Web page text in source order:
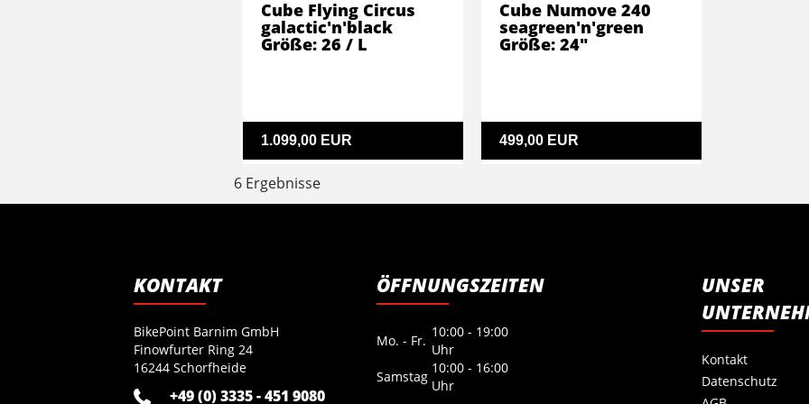
1.099,00 EUR
Cube Flying Circus
galactic'n'black
Größe: 26 / L
499,00 EUR
Cube Numove 240
seagreen'n'green
Größe: 24"
6 Ergebnisse
KONTAKT
BikePoint Barnim GmbH
Finowfurter Ring 24
16244 Schorfheide
+49 (0) 3335 - 451 9080
ÖFFNUNGSZEITEN
Mo. - Fr.
10:00 - 19:00
Uhr
Samstag
10:00 - 16:00
Uhr
UNSER
Kontakt
Datenschutz